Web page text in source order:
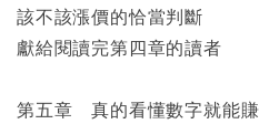
該不該漲價的恰當判斷
獻給閱讀完第四章的讀者
第五章 真的看懂數字就能